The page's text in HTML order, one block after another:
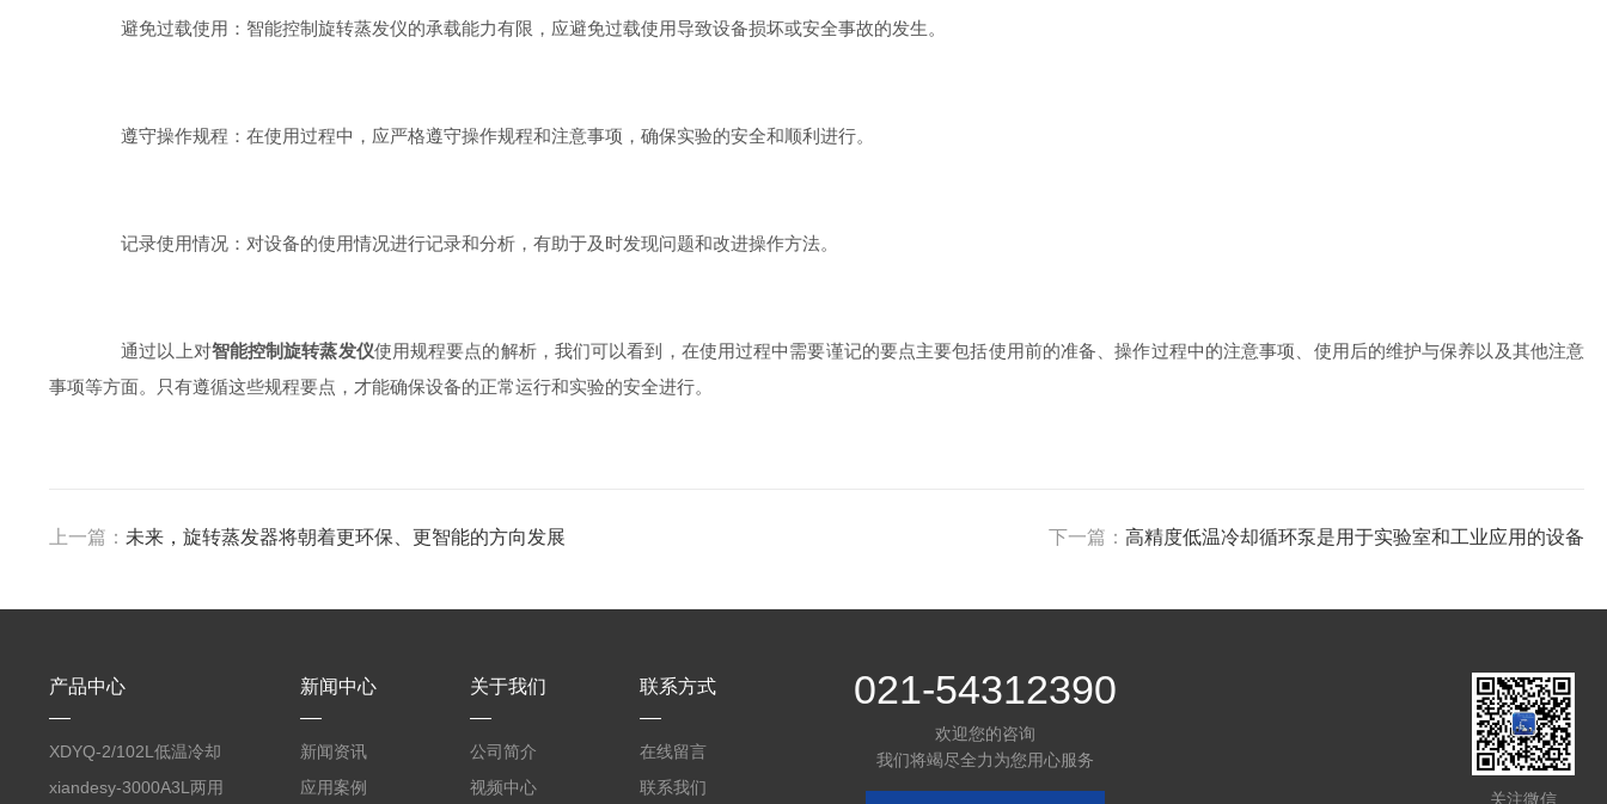
避免过载使用：智能控制旋转蒸发仪的承载能力有限，应避免过载使用导致设备损坏或安全事故的发生。
遵守操作规程：在使用过程中，应严格遵守操作规程和注意事项，确保实验的安全和顺利进行。
记录使用情况：对设备的使用情况进行记录和分析，有助于及时发现问题和改进操作方法。
通过以上对智能控制旋转蒸发仪使用规程要点的解析，我们可以看到，在使用过程中需要谨记的要点主要包括使用前的准备、操作过程中的注意事项、使用后的维护与保养以及其他注意
事项等方面。只有遵循这些规程要点，才能确保设备的正常运行和实验的安全进行。
上一篇： 未来，旋转蒸发器将朝着更环保、更智能的方向发展 下一篇：高精度低温冷却循环泵是用于实验室和工业应用的设备
产品中心
XDYQ-2/102L低温冷却
液循环装置
xiandesy-3000A3L两用
新闻中心
新闻资讯
应用案例
关于我们
公司简介
视频中心
联系方式
在线留言
联系我们
021-54312390
欢迎您的咨询
我们将竭尽全力为您用心服务
关注微信